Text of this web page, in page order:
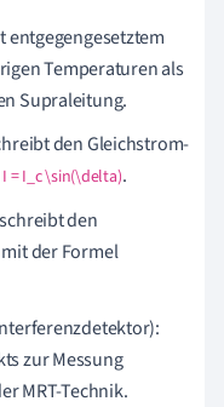
entgegengesetztem
Temperaturen als
Supraleitung.
den Gleichstrom-
I = I_c \sin(\delta).
den
der Formel
zur Messung
MRT-Technik.